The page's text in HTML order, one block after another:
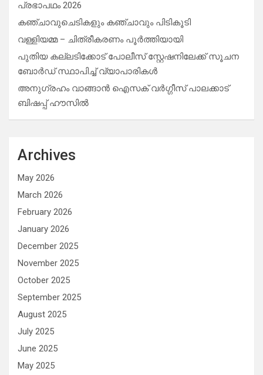
പ്രഭാപഥം 2026
കഞ്ചാവുചെടികളും കഞ്ചാവും പിടികൂടി
വള്ളിയമ്മ – ചിത്രീകരണം പൂർത്തിയായി
പുതിയ കല്ലടിക്കോട് പോലീസ് സ്റ്റേഷനിലേക്ക് സൂചന
ബോർഡ് സ്ഥാപിച്ച് വ്യാപാരികൾ
അനുഗ്രഹം വാങ്ങാൻ ഐസക് വര്‍ഗ്ഗീസ് പാലക്കാട്
ബിഷപ്പ് ഹൗസില്‍
Archives
May 2026
March 2026
February 2026
January 2026
December 2025
November 2025
October 2025
September 2025
August 2025
July 2025
June 2025
May 2025